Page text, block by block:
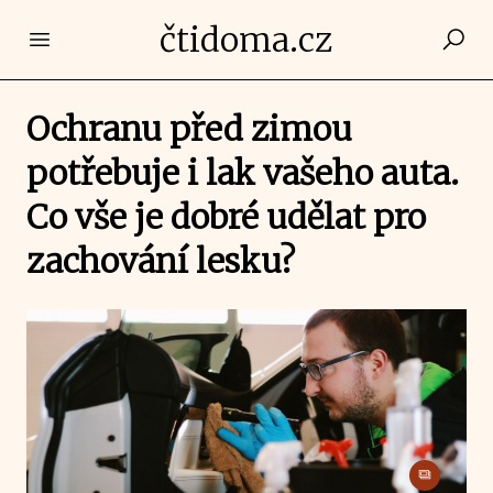
Open main menučtidoma.cz
Ochranu před zimou
potřebuje i lak vašeho auta.
Co vše je dobré udělat pro
zachování lesku?